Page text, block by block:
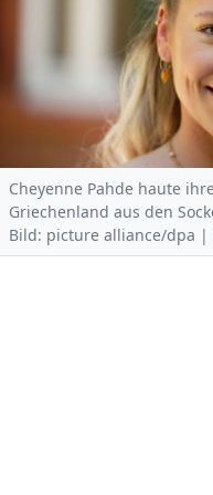
Cheyenne Pahde haute
Griechenland aus den
Bild: picture alliance/dpa |